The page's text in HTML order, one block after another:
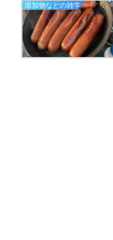
添加物などの雑学